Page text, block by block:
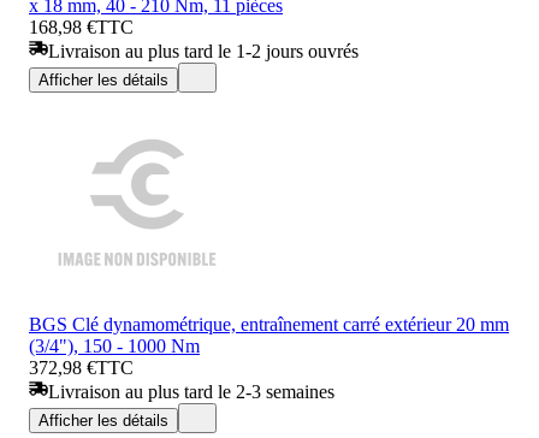
x 18 mm, 40 - 210 Nm, 11 pièces
168,98 €TTC
Livraison au plus tard le 1-2 jours ouvrés
Afficher les détails
BGS Clé dynamométrique, entraînement carré extérieur 20 mm
(3/4"), 150 - 1000 Nm
372,98 €TTC
Livraison au plus tard le 2-3 semaines
Afficher les détails